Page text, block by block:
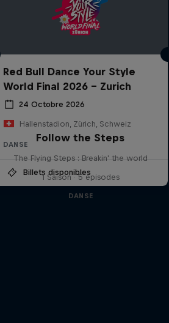
Red Bull Dance Your Style
World Final 2026 - Zurich
24 Octobre 2026
Hallenstadion, Zürich, Schweiz
DANSE
Billets disponibles
Follow the Steps
The Flying Steps : Breakin' the world
1 Saison · 5 épisodes
DANSE